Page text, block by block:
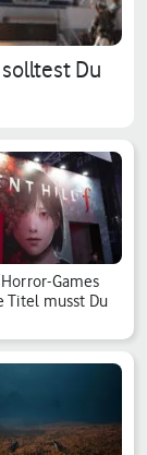
Du
Games
Titel musst Du